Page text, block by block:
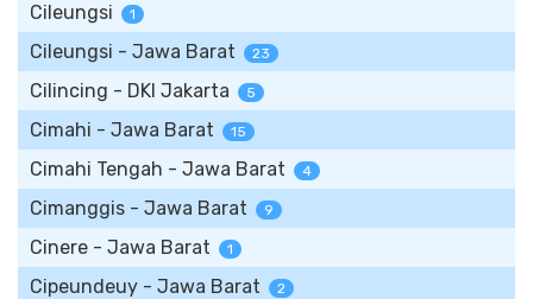
Cileungsi 1
Cileungsi - Jawa Barat 23
Cilincing - DKI Jakarta 5
Cimahi - Jawa Barat 15
Cimahi Tengah - Jawa Barat 4
Cimanggis - Jawa Barat 9
Cinere - Jawa Barat 1
Cipeundeuy - Jawa Barat 2